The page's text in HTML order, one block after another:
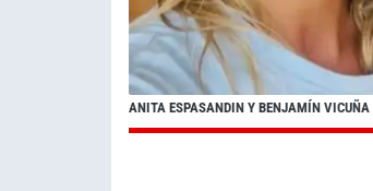
ANITA ESPASANDIN Y BENJAMÍN VICUÑA